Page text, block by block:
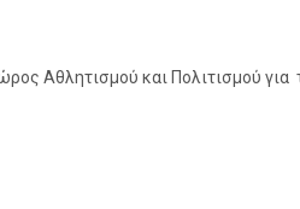
Αθλητισμού και Πολιτισμού